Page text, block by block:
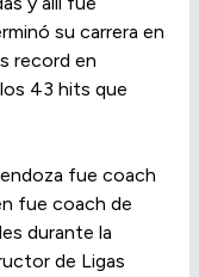
su carrera en
record en
43 hits que
fue coach
fue coach de
durante la
de Ligas